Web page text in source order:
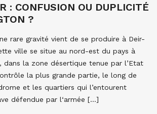
: CONFUSION OU DUPLICITÉ
?
rare gravité vient de se produire à Deir-
ville se situe au nord-est du pays à
dans la zone désertique tenue par l’Etat
la plus grande partie, le long de
et les quartiers qui l’entourent
défendue par l‘armée […]